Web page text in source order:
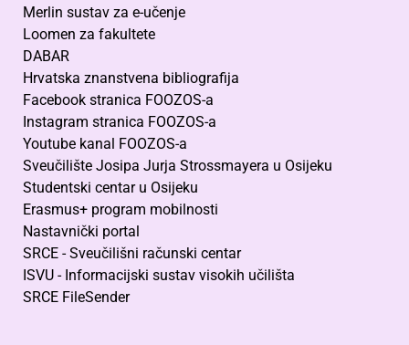
Merlin sustav za e-učenje
Loomen za fakultete
DABAR
Hrvatska znanstvena bibliografija
Facebook stranica FOOZOS-a
Instagram stranica FOOZOS-a
Youtube kanal FOOZOS-a
Sveučilište Josipa Jurja Strossmayera u Osijeku
Studentski centar u Osijeku
Erasmus+ program mobilnosti
Nastavnički portal
SRCE - Sveučilišni računski centar
ISVU - Informacijski sustav visokih učilišta
SRCE FileSender